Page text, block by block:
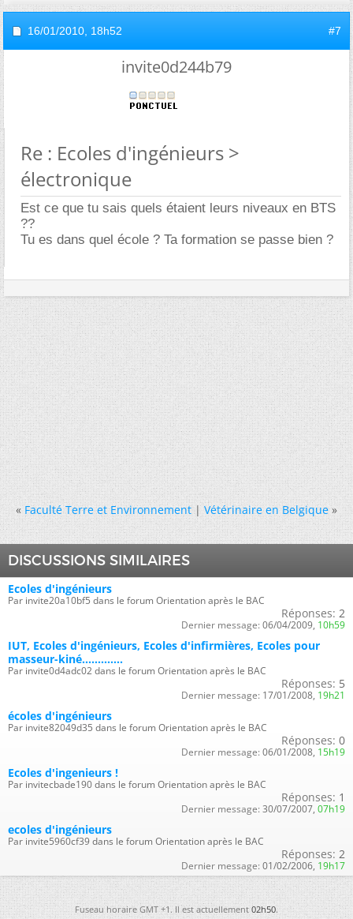
16/01/2010, 18h52 #7
invite0d244b79
Re : Ecoles d'ingénieurs >
électronique
Est ce que tu sais quels étaient leurs niveaux en BTS
??
Tu es dans quel école ? Ta formation se passe bien ?
« Faculté Terre et Environnement|Vétérinaire en Belgique »
DISCUSSIONS SIMILAIRES
Ecoles d'ingénieurs
Par invite20a10bf5 dans le forum Orientation après le BAC
Réponses: 2
Dernier message: 06/04/2009, 10h59
IUT, Ecoles d'ingénieurs, Ecoles d'infirmières, Ecoles pour
masseur-kiné.............
Par invite0d4adc02 dans le forum Orientation après le BAC
Réponses: 5
Dernier message: 17/01/2008, 19h21
écoles d'ingénieurs
Par invite82049d35 dans le forum Orientation après le BAC
Réponses: 0
Dernier message: 06/01/2008, 15h19
Ecoles d'ingenieurs !
Par invitecbade190 dans le forum Orientation après le BAC
Réponses: 1
Dernier message: 30/07/2007, 07h19
ecoles d'ingénieurs
Par invite5960cf39 dans le forum Orientation après le BAC
Réponses: 2
Dernier message: 01/02/2006, 19h17
Fuseau horaire GMT +1. Il est actuellement02h50.